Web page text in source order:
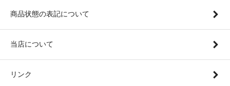
商品状態の表記について
当店について
リンク